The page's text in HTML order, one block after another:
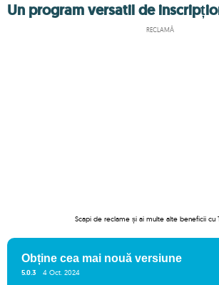
Un program versatil de
RECLAMĂ
Scapi de reclame și ai multe alte beneficii cu
Obține cea mai nouă versiune
5.0.3 4 Oct. 2024